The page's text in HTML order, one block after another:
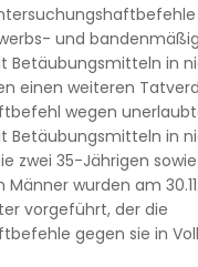
und
Betäubungsmitteln in
einen weiteren
wegen
Betäubungsmitteln in
zwei 35-Jährigen
wurden am
vorgeführt, der die
gegen sie in